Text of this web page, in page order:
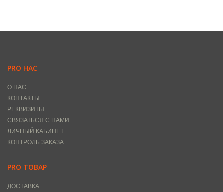
PRO НАС
О НАС
КОНТАКТЫ
РЕКВИЗИТЫ
СВЯЗАТЬСЯ С НАМИ
ЛИЧНЫЙ КАБИНЕТ
КОНТРОЛЬ ЗАКАЗА
PRO ТОВАР
ДОСТАВКА